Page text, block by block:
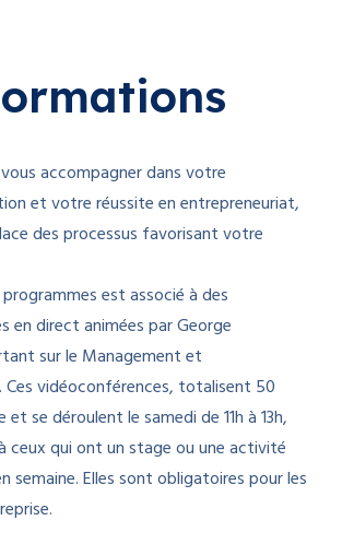
accompagner dans votre
et votre réussite en entrepreneuriat,
des processus favorisant votre
est associé à des
en direct animées par George
sur le Management et
Ces vidéoconférences, totalisent 50
et se déroulent le samedi de 11h à 13h,
ceux qui ont un stage ou une activité
semaine. Elles sont obligatoires pour les